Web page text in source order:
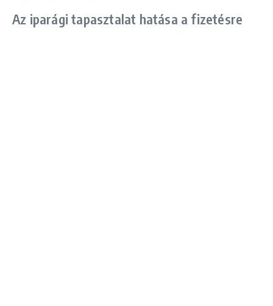
Az iparági tapasztalat hatása a fizetésre